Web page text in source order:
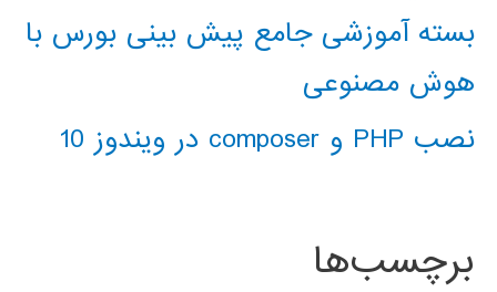
بسته آموزشی جامع پیش بینی بورس با
هوش مصنوعی
نصب PHP و composer در ویندوز 10
برچسب‌ها